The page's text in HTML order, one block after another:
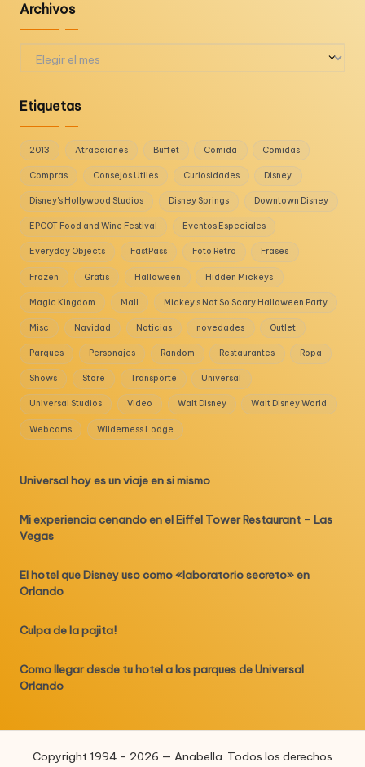
Archivos
Etiquetas
2013 Atracciones Buffet Comida Comidas
Compras Consejos Utiles Curiosidades Disney
Disney's Hollywood Studios Disney Springs Downtown Disney
EPCOT Food and Wine Festival Eventos Especiales
Everyday Objects FastPass Foto Retro Frases
Frozen Gratis Halloween Hidden Mickeys
Magic Kingdom Mall Mickey's Not So Scary Halloween Party
Misc Navidad Noticias novedades Outlet
Parques Personajes Random Restaurantes Ropa
Shows Store Transporte Universal
Universal Studios Video Walt Disney Walt Disney World
Webcams WIlderness Lodge
Universal hoy es un viaje en si mismo
Mi experiencia cenando en el Eiffel Tower Restaurant – Las
Vegas
El hotel que Disney uso como «laboratorio secreto» en
Orlando
Culpa de la pajita!
Como llegar desde tu hotel a los parques de Universal
Orlando
Copyright 1994 - 2026 — Anabella. Todos los derechos